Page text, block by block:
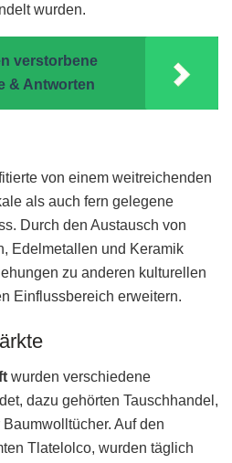
wurden.
verstorbene
& Antworten
von einem weitreichenden
als auch fern gelegene
Durch den Austausch von
Edelmetallen und Keramik
zu anderen kulturellen
Einflussbereich erweitern.
wurden verschiedene
dazu gehörten Tauschhandel,
Auf den
Tlatelolco, wurden täglich